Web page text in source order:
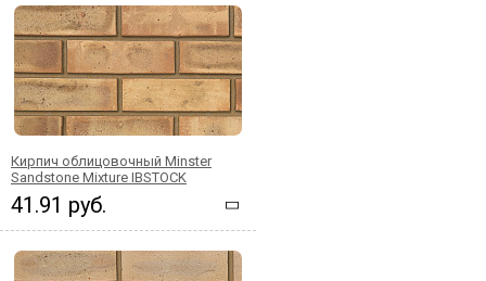
Кирпич облицовочный Minster
Sandstone Mixture IBSTOCK
41.91 руб.